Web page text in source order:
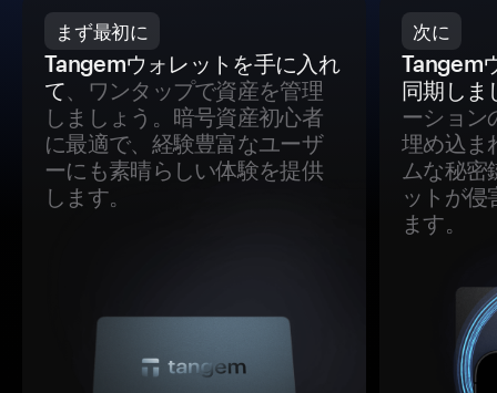
まず最初に
Tangemウォレットを手に入れ
て、ワンタップで資産を管理
しましょう。暗号資産初心者
に最適で、経験豊富なユーザ
ーにも素晴らしい体験を提供
します。
次に
Tangem
同期しま
ーション
埋め込ま
ムな秘密
ットが侵
ます。